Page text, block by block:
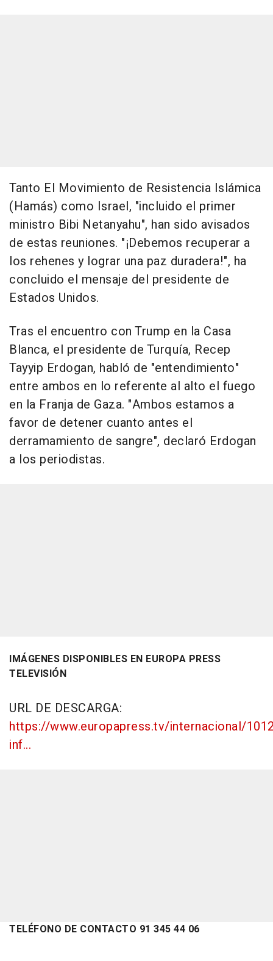
Tanto El Movimiento de Resistencia Islámica
(Hamás) como Israel, "incluido el primer
ministro Bibi Netanyahu", han sido avisados
de estas reuniones. "¡Debemos recuperar a
los rehenes y lograr una paz duradera!", ha
concluido el mensaje del presidente de
Estados Unidos.
Tras el encuentro con Trump en la Casa
Blanca, el presidente de Turquía, Recep
Tayyip Erdogan, habló de "entendimiento"
entre ambos en lo referente al alto el fuego
en la Franja de Gaza. "Ambos estamos a
favor de detener cuanto antes el
derramamiento de sangre", declaró Erdogan
a los periodistas.
IMÁGENES DISPONIBLES EN EUROPA PRESS
TELEVISIÓN
URL DE DESCARGA:
https://www.europapress.tv/internacional/
inf...
TELÉFONO DE CONTACTO 91 345 44 06